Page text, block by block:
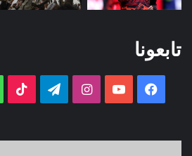
تابعونا
فيسبوك ‫YouTubeانستقرامتيلقرام